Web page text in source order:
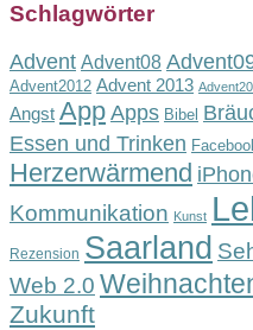
Schlagwörter
Advent Advent08
Advent2012 Advent 2013
Angst App Apps Bibel
Essen und Trinken
Herzerwärmend
Kommunikation Kunst
Rezension Saarland
Web 2.0
Zukunft